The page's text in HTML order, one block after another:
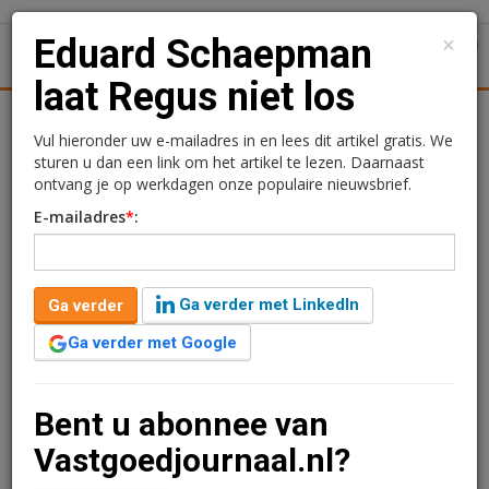
Achtergronden
Eduard Schaepman laat
Regus niet los
2 augustus 2013 om 05:11 2 minuten leestijd
Net een paar maanden in dienst als directeur bij Chalet
Group, en Eduard Schaepman heeft het op een 'één-
Hij heeft zijn opvolger Tom Tempelman zover kunnen
krijgen om een deel van de leegstand bij Chalet Group
op te vullen met 15 nieuwe Regus-flexwerkcenters.
×
Eduard Schaepman
laat Regus niet los
Vul hieronder uw e-mailadres in en lees dit artikel gratis. We
sturen u dan een link om het artikel te lezen. Daarnaast
ontvang je op werkdagen onze populaire nieuwsbrief.
E-mailadres*:
Ga verder
Ga verder met LinkedIn
Ga verder met Google
Bent u abonnee van
Vastgoedjournaal.nl?